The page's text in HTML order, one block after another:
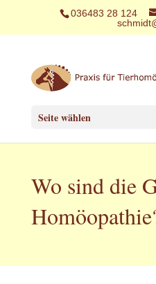
036483 28 124
Seite wählen
Wo sind die